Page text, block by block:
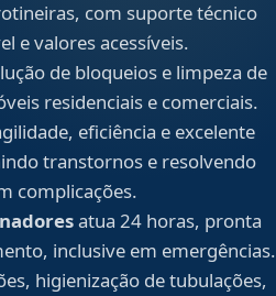
com suporte técnico
e valores acessíveis.
de bloqueios e limpeza de
residenciais e comerciais.
eficiência e excelente
transtornos e resolvendo
complicações.
atua 24 horas, pronta
inclusive em emergências.
higienização de tubulações,